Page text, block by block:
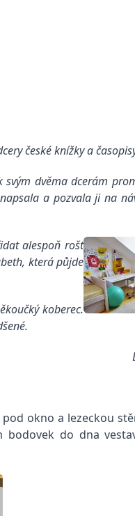
české knížky a
dvěma dcerám
a pozvala ji na
alespoň rošt
která půjde
koberec.
okno a lezeckou
bodovek do dna